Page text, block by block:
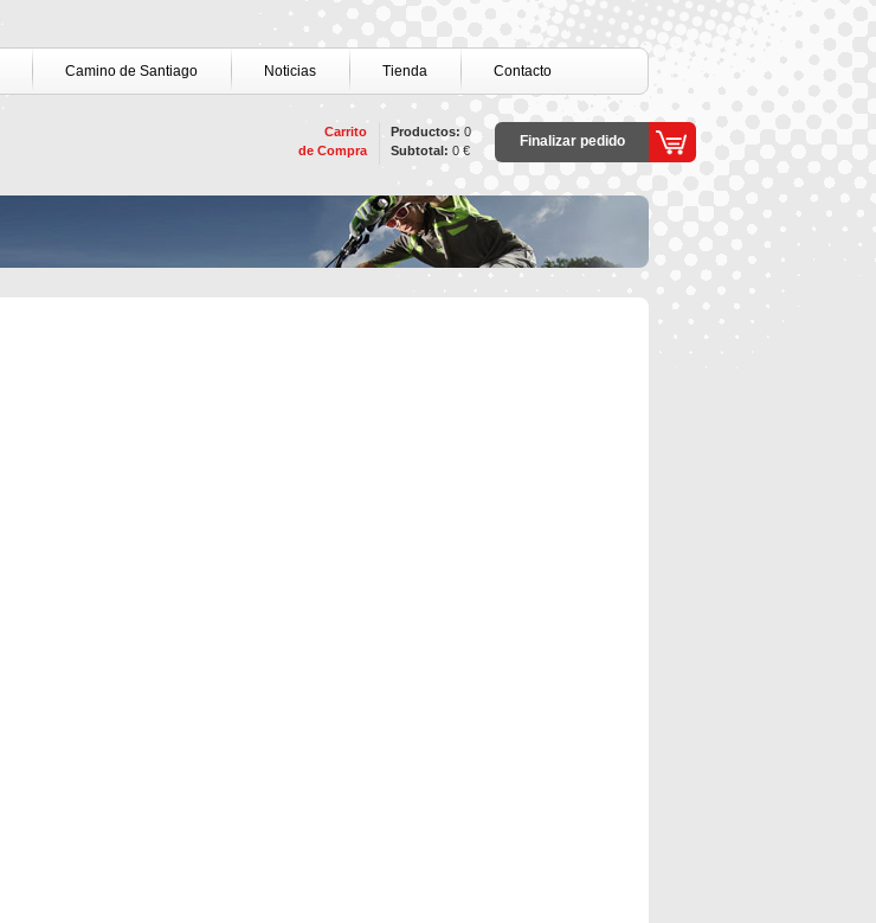
Camino de Santiago Noticias Tienda Contacto
Carrito
de Compra
Productos: 0
Subtotal: 0 €
Finalizar pedido